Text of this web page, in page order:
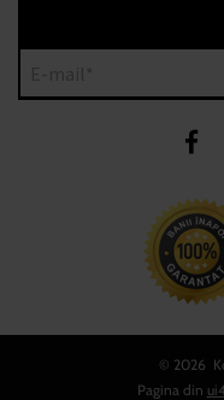
© 2026
Pagina din